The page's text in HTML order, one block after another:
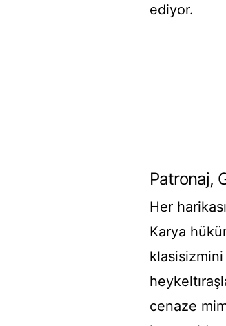
ediyor.
Patronaj,
Her
Karya
cenaze